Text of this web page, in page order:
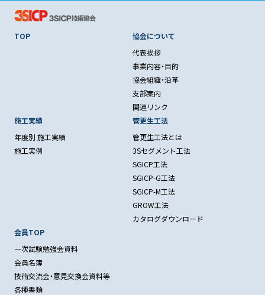
TOP
協会について
代表挨拶
事業内容・目的
協会組織・沿革
支部案内
関連リンク
施工実績
年度別 施工実績
施工実例
管更生工法
管更生工法とは
3Sセグメント工法
SGICP工法
SGICP-G工法
SGICP-M工法
GROW工法
カタログダウンロード
会員TOP
一次試験勉強会資料
会員名簿
技術交流会・意見交換会資料等
各種書類